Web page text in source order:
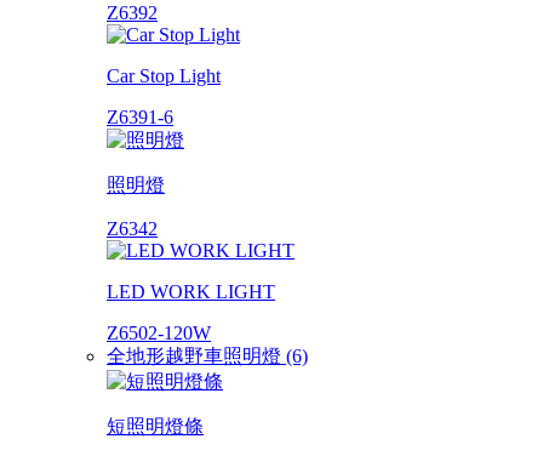
Z6392
Car Stop Light
Z6391-6
照明燈
Z6342
LED WORK LIGHT
Z6502-120W
全地形越野車照明燈 (6)
短照明燈條